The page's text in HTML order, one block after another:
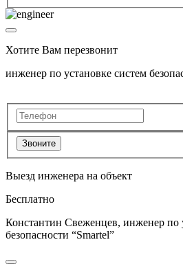
Хотите Вам перезвонит
инженер по установке систем
Звоните
Выезд инженера на объект
Бесплатно
Константин Свеженцев, инженер по
безопасности “Smartel”